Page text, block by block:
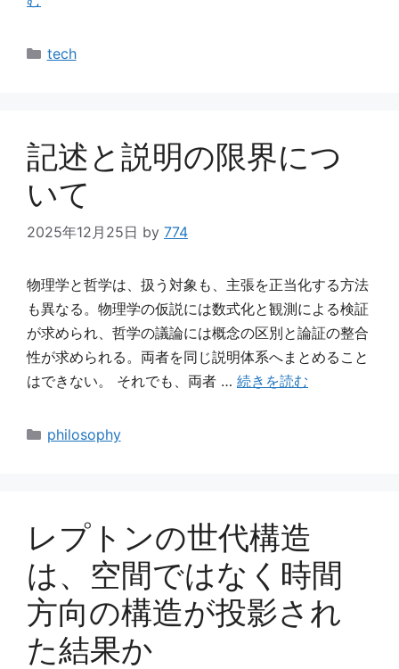
カ
tech
記述と説明の限界につ
いて
2025年12月25日 by 774
物理学と哲学は、扱う対象も、主張を正当化する方法
も異なる。物理学の仮説には数式化と観測による検証
が求められ、哲学の議論には概念の区別と論証の整合
性が求められる。両者を同じ説明体系へまとめること
はできない。 それでも、両者 … 続きを読む
カ
philosophy
レプトンの世代構造
は、空間ではなく時間
方向の構造が投影され
た結果か